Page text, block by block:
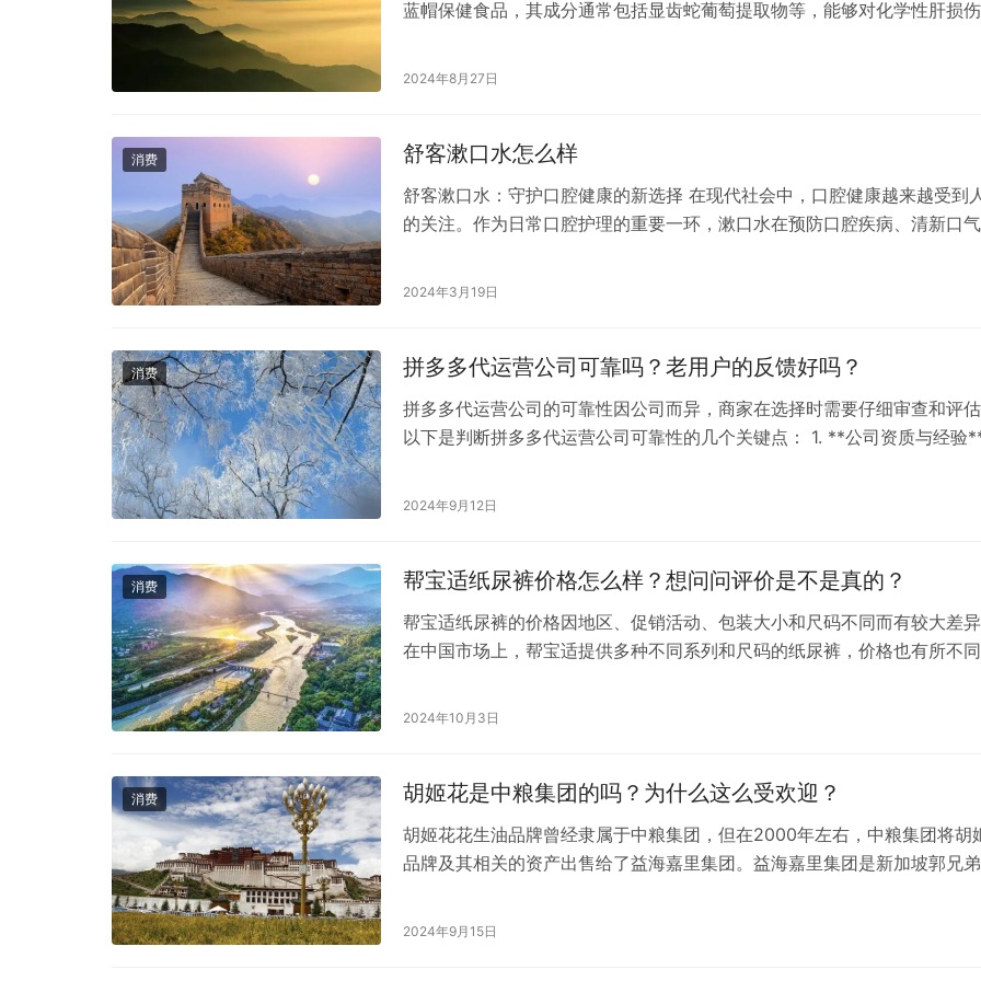
蓝帽保健食品，其成分通常包括显齿蛇葡萄提取物等，能够对化学性肝损伤
作息不规律、服用药物等可能导致肝损伤的人群。肝纯片不具备治疗疾病的
2024年8月27日
消费 舒客漱口水怎么样
舒客漱口水：守护口腔健康的新选择 在现代社会中，口腔健康越来越受到
的关注。作为日常口腔护理的重要一环，漱口水在预防口腔疾病、清新口气
看看它究竟怎么样。 首先，我们来了解一下舒客漱口水的主要成分。舒客漱
2024年3月19日
消费 拼多多代运营公司可靠吗？老用户的反馈好吗？
拼多多代运营公司的可靠性因公司而异，商家在选择时需要仔细审查和评估
以下是判断拼多多代运营公司可靠性的几个关键点： 1. **公司资质与经验
拼多多平台上的业绩和声誉。 2. **专业能力**：一个可靠的代运营公司应
2024年9月12日
消费 帮宝适纸尿裤价格怎么样？想问问评价是不是真的？
帮宝适纸尿裤的价格因地区、促销活动、包装大小和尺码不同而有较大差异
在中国市场上，帮宝适提供多种不同系列和尺码的纸尿裤，价格也有所不同
围作为参考。例如： – 帮宝适特级棉柔纸尿裤NB号40片的价格可能在50元
2024年10月3日
消费 胡姬花是中粮集团的吗？为什么这么受欢迎？
胡姬花花生油品牌曾经隶属于中粮集团，但在2000年左右，中粮集团将胡
品牌及其相关的资产出售给了益海嘉里集团。益海嘉里集团是新加坡郭兄弟
是中粮集团。
2024年9月15日